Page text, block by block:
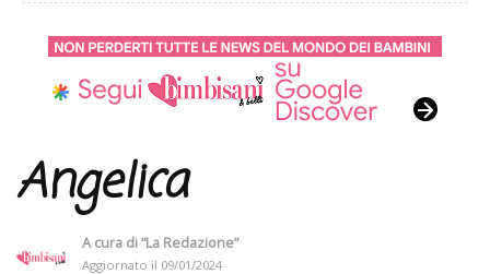
Angelica
A cura di“La Redazione”
Aggiornato il 09/01/2024